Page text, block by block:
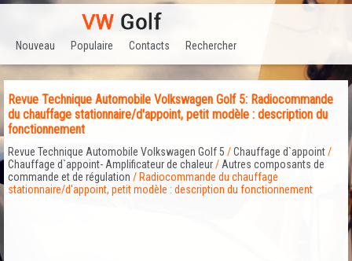
Nouveau Populaire Contacts Rechercher
Revue Technique Automobile Volkswagen Golf 5: Radiocommande
du chauffage stationnaire/d'appoint, petit modèle : description du
fonctionnement
Revue Technique Automobile Volkswagen Golf 5 /Chauffage d`appoint/
Chauffage d`appoint- Amplificateur de chaleur/Autres composants de
commande et de régulation / Radiocommande du chauffage
stationnaire/d'appoint, petit modèle : description du fonctionnement